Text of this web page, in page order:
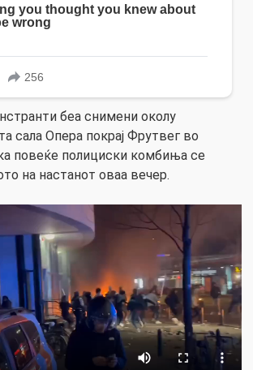
беа снимени околу
сала Опера покрај Фрутвег во
повеќе полициски комбиња се
на настанот оваа вечер.